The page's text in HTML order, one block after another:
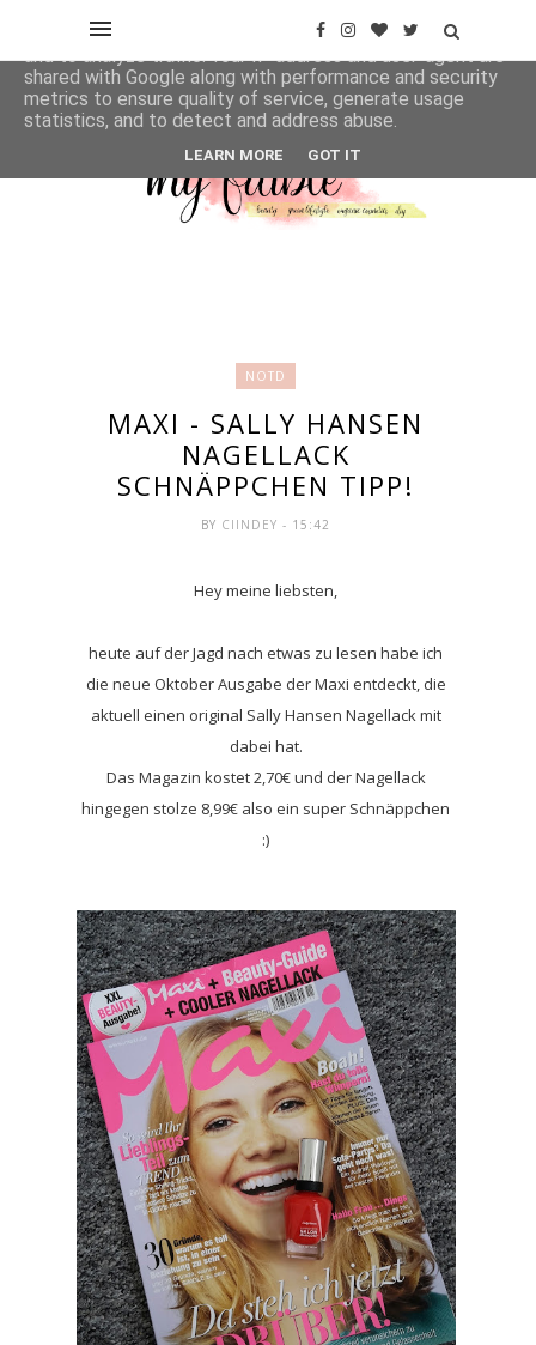
NOTD
MAXI - SALLY HANSEN
NAGELLACK
SCHNÄPPCHEN TIPP!
BY CIINDEY- 15:42
Hey meine liebsten,
heute auf der Jagd nach etwas zu lesen habe ich
die neue Oktober Ausgabe der Maxi entdeckt, die
aktuell einen original Sally Hansen Nagellack mit
dabei hat.
Das Magazin kostet 2,70€ und der Nagellack
hingegen stolze 8,99€ also ein super Schnäppchen
:)
This site uses cookies from Google to deliver its services
and to analyze traffic. Your IP address and user-agent are
shared with Google along with performance and security
metrics to ensure quality of service, generate usage
statistics, and to detect and address abuse.
LEARN MORE GOT IT